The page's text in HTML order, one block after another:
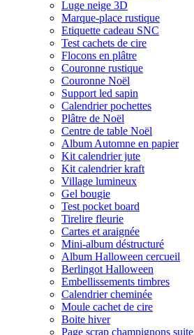
Luge neige 3D
Marque-place rustique
Etiquette cadeau SNC
Test cachets de cire
Flocons en plâtre
Couronne rustique
Couronne Noël
Support led sapin
Calendrier pochettes
Plâtre de Noël
Centre de table Noël
Album Automne en papier
Kit calendrier jute
Kit calendrier kraft
Village lumineux
Gel bougie
Test pocket board
Tirelire fleurie
Cartes et araignée
Mini-album déstructuré
Album Halloween cercueil
Berlingot Halloween
Embellissements timbres
Calendrier cheminée
Moule cachet de cire
Boite hiver
Page scrap champignons suite